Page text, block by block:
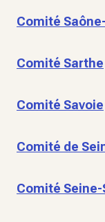
Comité
Comité Sarthe
Comité Savoie
Comité de
Comité